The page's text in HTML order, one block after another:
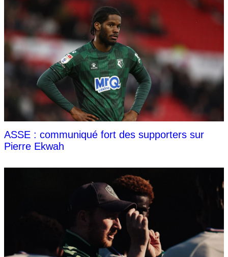
ASSE : communiqué fort des supporters sur
Pierre Ekwah